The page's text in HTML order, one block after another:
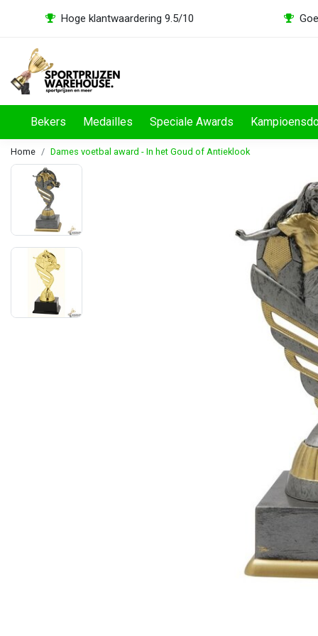
Hoge klantwaardering 9.5/10
Bekers Medailles Speciale Awards
Home Dames voetbal award - In het Goud of Antieklook